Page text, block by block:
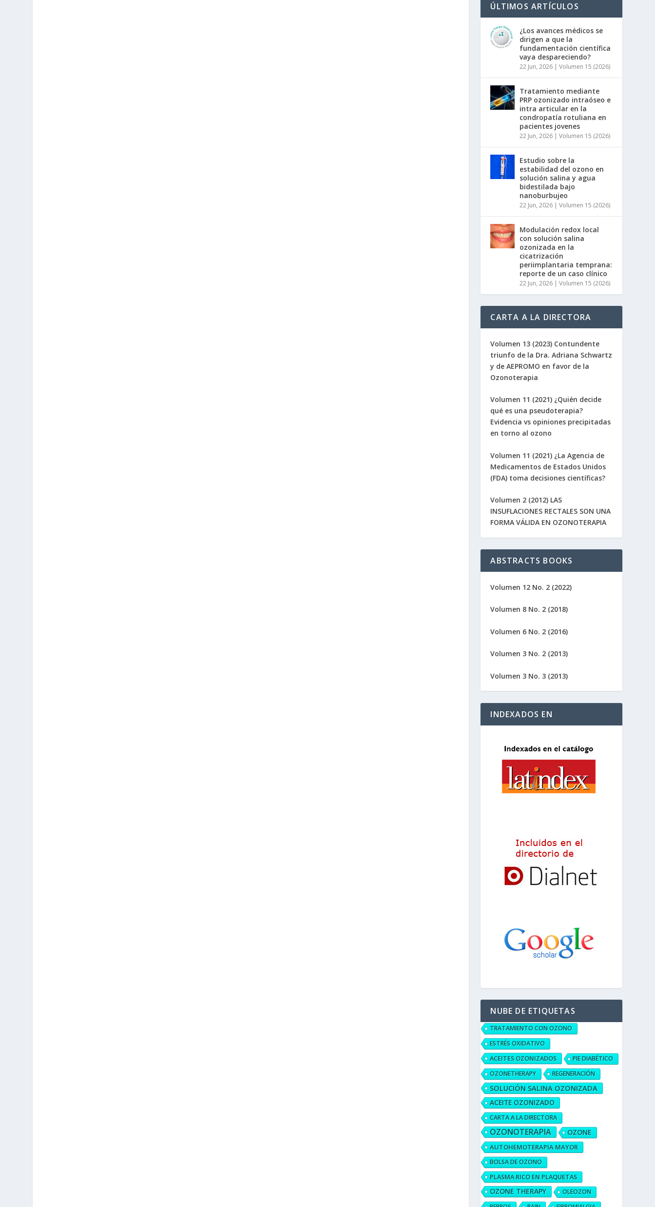
ÚLTIMOS ARTÍCULOS
¿Los avances médicos se
dirigen a que la
fundamentación científica
vaya despareciendo?
22 Jun, 2026 |Volumen 15 (2026)
Tratamiento mediante
PRP ozonizado intraóseo e
intra articular en la
condropatía rotuliana en
pacientes jovenes
22 Jun, 2026 |Volumen 15 (2026)
Estudio sobre la
estabilidad del ozono en
solución salina y agua
bidestilada bajo
nanoburbujeo
22 Jun, 2026 |Volumen 15 (2026)
Modulación redox local
con solución salina
ozonizada en la
cicatrización
periimplantaria temprana:
reporte de un caso clínico
22 Jun, 2026 |Volumen 15 (2026)
CARTA A LA DIRECTORA
Volumen 13 (2023) Contundente
triunfo de la Dra. Adriana Schwartz
y de AEPROMO en favor de la
Ozonoterapia
Volumen 11 (2021) ¿Quién decide
qué es una pseudoterapia?
Evidencia vs opiniones precipitadas
en torno al ozono
Volumen 11 (2021) ¿La Agencia de
Medicamentos de Estados Unidos
(FDA) toma decisiones científicas?
Volumen 2 (2012) LAS
INSUFLACIONES RECTALES SON UNA
FORMA VÁLIDA EN OZONOTERAPIA
ABSTRACTS BOOKS
Volumen 12 No. 2 (2022)
Volumen 8 No. 2 (2018)
Volumen 6 No. 2 (2016)
Volumen 3 No. 2 (2013)
Volumen 3 No. 3 (2013)
INDEXADOS EN
NUBE DE ETIQUETAS
TRATAMIENTO CON OZONO
ESTRÉS OXIDATIVO
ACEITES OZONIZADOS
PIE DIABÉTICO
OZONETHERAPY
REGENERACIÓN
SOLUCIÓN SALINA OZONIZADA
ACEITE OZONIZADO
CARTA A LA DIRECTORA
OZONOTERAPIA OZONE
AUTOHEMOTERAPIA MAYOR
BOLSA DE OZONO
PLASMA RICO EN PLAQUETAS
OZONE THERAPY
OLEOZON